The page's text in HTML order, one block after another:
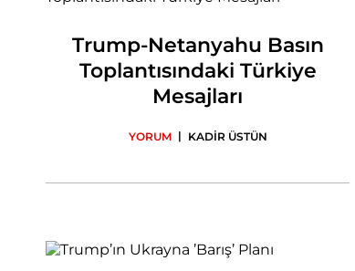
Trump-Netanyahu Basın
Toplantısındaki Türkiye
Mesajları
YORUM | KADİR ÜSTÜN